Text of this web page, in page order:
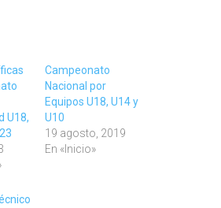
U18,
Campeonato
Nacional por
Equipos U18, U14 y
U10
19 agosto, 2019
En «Inicio»